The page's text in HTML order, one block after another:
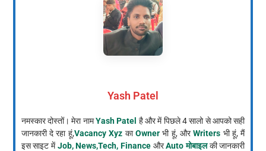
Yash Patel
नमस्कार दोस्तों। मेरा नामYash Patel है और में पिछले 4 सालो से आपको सही
जानकारी दे रहा हूं,Vacancy Xyz काOwnerभी हूं, औरWriters भी हूं, मैं
इस साइट मेंJob, News,Tech, Finance औरAuto मोबाइलकी जानकारी